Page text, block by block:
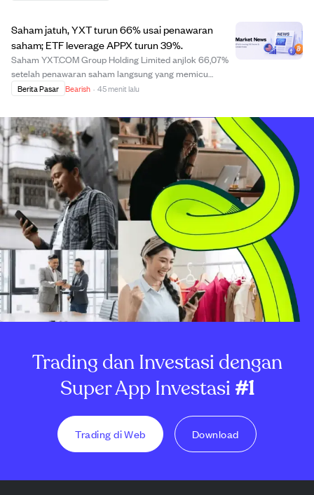
Saham jatuh, YXT turun 66% usai penawaran
saham; ETF leverage APPX turun 39%.
Saham YXT.COM Group Holding Limited anjlok 66,07%
setelah penawaran saham langsung yang memicu
kekhawatiran dilusi saham. ETF leverage Tradr 2X Long
leverage. Meski ada kabar positif dan laba di ...
Berita Pasar Bearish · 45 menit lalu
Trading dan Investasi dengan
Super App Investasi#1
Trading di Web Download